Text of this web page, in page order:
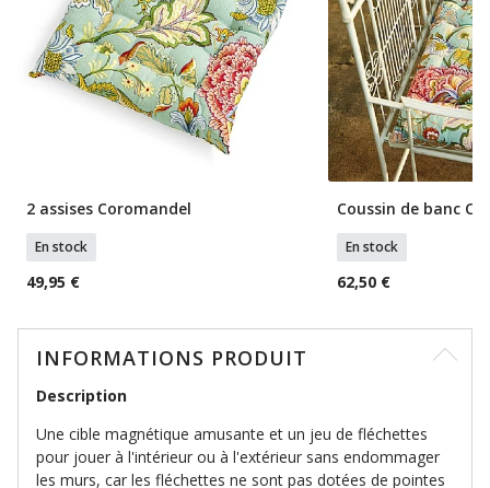
2 assises Coromandel
En stock
49,95 €
Coussin de banc
En stock
62,50 €
INFORMATIONS PRODUIT
Description
Une cible magnétique amusante et un jeu de fléchettes
pour jouer à l'intérieur ou à l'extérieur sans endommager
les murs, car les fléchettes ne sont pas dotées de pointes